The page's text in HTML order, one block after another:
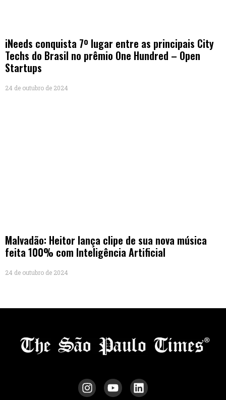
iNeeds conquista 7º lugar entre as principais City
Techs do Brasil no prêmio One Hundred – Open
Startups
24 de outubro de 2024
Malvadão: Heitor lança clipe de sua nova música
feita 100% com Inteligência Artificial
24 de outubro de 2024